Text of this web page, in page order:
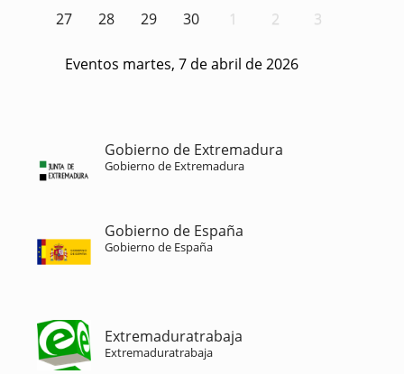
27
28 29 30 1 2 3
Eventos martes, 7 de abril de 2026
Gobierno de Extremadura
Gobierno de Extremadura
Gobierno de España
Gobierno de España
Extremaduratrabaja
Extremaduratrabaja